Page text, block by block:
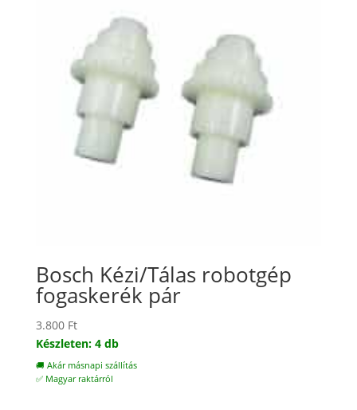
Bosch Kézi/Tálas robotgép
fogaskerék pár
3.800 Ft
Készleten: 4 db
🚚 Akár másnapi szállítás
✅ Magyar raktárról